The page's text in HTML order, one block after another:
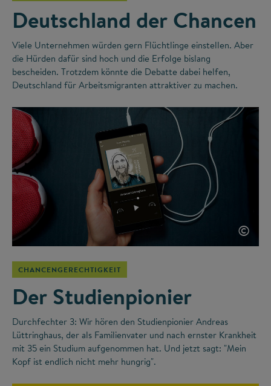
Deutschland der Chancen
Viele Unternehmen würden gern Flüchtlinge einstellen. Aber
die Hürden dafür sind hoch und die Erfolge bislang
bescheiden. Trotzdem könnte die Debatte dabei helfen,
Deutschland für Arbeitsmigranten attraktiver zu machen.
©
CHANCENGERECHTIGKEIT
Der Studienpionier
Durchfechter 3: Wir hören den Studienpionier Andreas
Lüttringhaus, der als Familienvater und nach ernster Krankheit
mit 35 ein Studium aufgenommen hat. Und jetzt sagt: "Mein
Kopf ist endlich nicht mehr hungrig".